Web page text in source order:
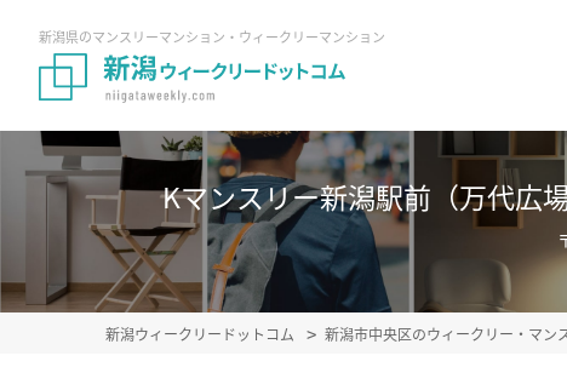
新潟県のマンスリーマンション・ウィークリーマンション
Kマンスリー新潟駅前（万代広
新潟ウィークリードットコム 新潟市中央区のウィークリー・マン